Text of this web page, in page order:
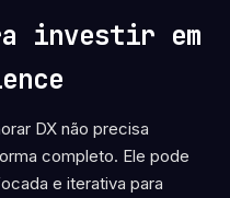
investir em
DX não precisa
completo. Ele pode
e iterativa para